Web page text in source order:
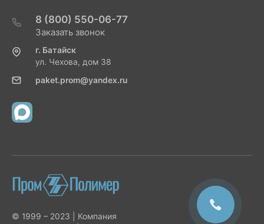
8 (800) 550-06-77
Заказать звонок
г. Батайск
ул. Чехова, дом 38
paket.prom@yandex.ru
© 1999 – 2023 | Компания